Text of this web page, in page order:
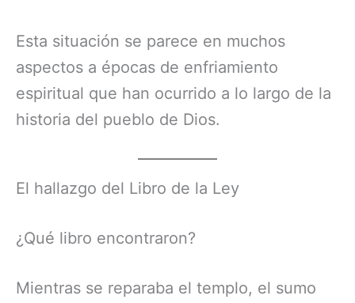
Esta situación se parece en muchos
aspectos a épocas de enfriamiento
espiritual que han ocurrido a lo largo de la
historia del pueblo de Dios.
El hallazgo del Libro de la Ley
¿Qué libro encontraron?
Mientras se reparaba el templo, el sumo